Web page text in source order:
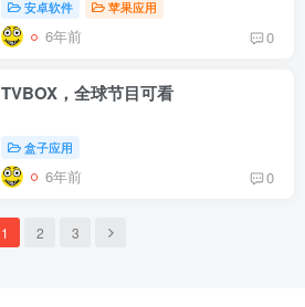
安卓软件 苹果应用
6年前 0
TVBOX，全球节目可看
盒子应用
6年前 0
1 2 3